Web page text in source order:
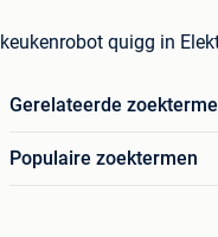
keukenrobot quigg in
Gerelateerde
Populaire zoektermen